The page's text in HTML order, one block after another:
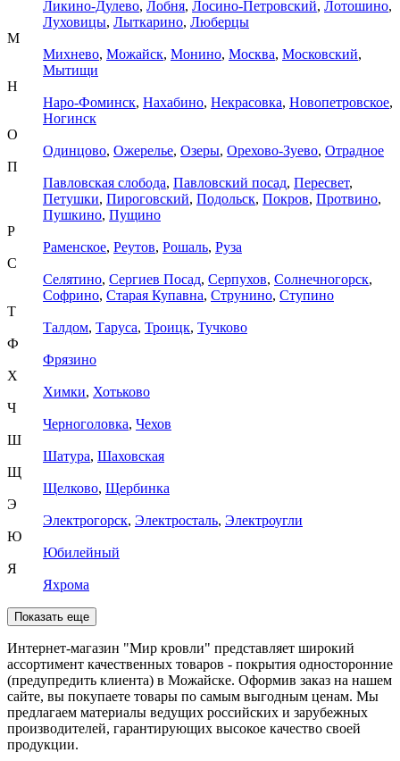
Ликино-Дулево, Лобня, Лосино-Петровский, Лотошино,
Луховицы, Лыткарино, Люберцы
М
Михнево, Можайск, Монино, Москва, Московский,
Мытищи
Н
Наро-Фоминск, Нахабино, Некрасовка, Новопетровское,
Ногинск
О
Одинцово, Ожерелье, Озеры, Орехово-Зуево, Отрадное
П
Павловская слобода, Павловский посад, Пересвет,
Петушки, Пироговский, Подольск, Покров, Протвино,
Пушкино, Пущино
Р
Раменское, Реутов, Рошаль, Руза
С
Селятино, Сергиев Посад, Серпухов, Солнечногорск,
Софрино, Старая Купавна, Струнино, Ступино
Т
Талдом, Таруса, Троицк, Тучково
Ф
Фрязино
Х
Химки, Хотьково
Ч
Черноголовка, Чехов
Ш
Шатура, Шаховская
Щ
Щелково, Щербинка
Э
Электрогорск, Электросталь, Электроугли
Ю
Юбилейный
Я
Яхрома
Показать еще
Интернет-магазин "Мир кровли" представляет широкий
ассортимент качественных товаров - покрытия односторонние
(предупредить клиента) в Можайске. Оформив заказ на нашем
сайте, вы покупаете товары по самым выгодным ценам. Мы
предлагаем материалы ведущих российских и зарубежных
производителей, гарантирующих высокое качество своей
продукции.